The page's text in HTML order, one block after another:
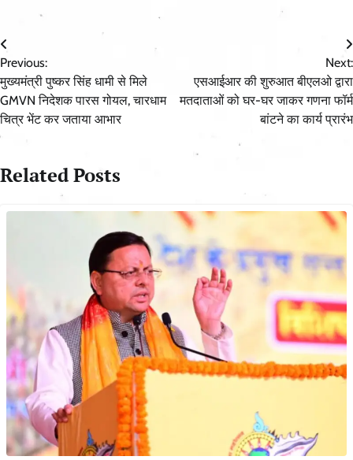
Post
navigation
Previous:
मुख्यमंत्री पुष्कर सिंह धामी से मिले
GMVN निदेशक पारस गोयल, चारधाम
चित्र भेंट कर जताया आभार
Next:
एसआईआर की शुरुआत बीएलओ द्वारा
मतदाताओं को घर-घर जाकर गणना फॉर्म
बांटने का कार्य प्रारंभ
Related Posts